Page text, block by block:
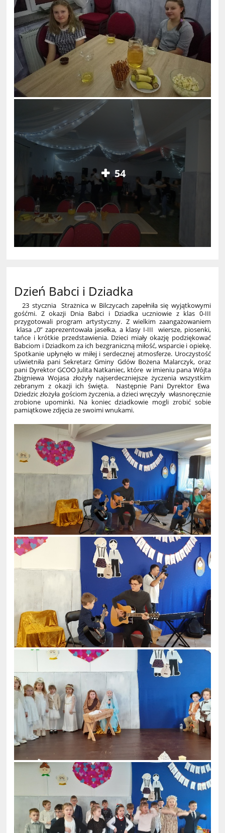
54
Dzień Babci i Dziadka
23 stycznia Strażnica w Bilczycach zapełniła się wyjątkowymi
gośćmi. Z okazji Dnia Babci i Dziadka uczniowie z klas 0-III
przygotowali program artystyczny. Z wielkim zaangażowaniem
klasa „0” zaprezentowała jasełka, a klasy I-III wiersze, piosenki,
tańce i krótkie przedstawienia. Dzieci miały okazję podziękować
Babciom i Dziadkom za ich bezgraniczną miłość, wsparcie i opiekę.
Spotkanie upłynęło w miłej i serdecznej atmosferze. Uroczystość
uświetniła pani Sekretarz Gminy Gdów Bożena Malarczyk, oraz
pani Dyrektor GCOO Julita Natkaniec, które w imieniu pana Wójta
Zbigniewa Wojasa złożyły najserdeczniejsze życzenia wszystkim
zebranym z okazji ich święta. Następnie Pani Dyrektor Ewa
Dziedzic złożyła gościom życzenia, a dzieci wręczyły własnoręcznie
zrobione upominki. Na koniec dziadkowie mogli zrobić sobie
pamiątkowe zdjęcia ze swoimi wnukami.